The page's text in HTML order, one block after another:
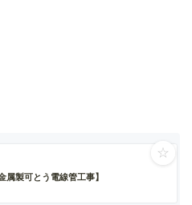
製可とう電線管工事】
☆